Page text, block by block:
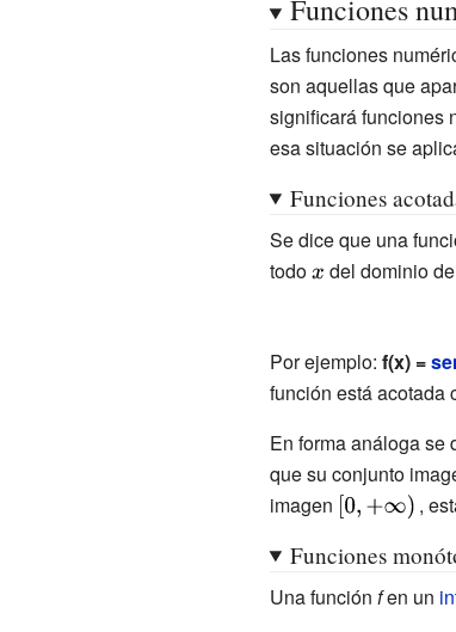
{N} }}
Funciones
Las funciones
son aquellas que
significará funciones
esa situación se
Funciones
Se dice que una
todo{\displaystyle
del dominio
Por ejemplo: f(x) =
función está acotada
En forma análoga se
que su conjunto
imagen {\displaystyle
,
Funciones
Una función fen un